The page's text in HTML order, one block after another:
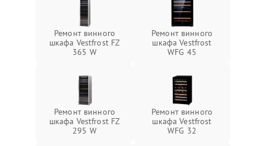
Ремонт винного
шкафа Vestfrost FZ
365 W
Ремонт винного
шкафа Vestfrost
WFG 45
Ремонт винного
шкафа Vestfrost FZ
295 W
Ремонт винного
шкафа Vestfrost
WFG 32